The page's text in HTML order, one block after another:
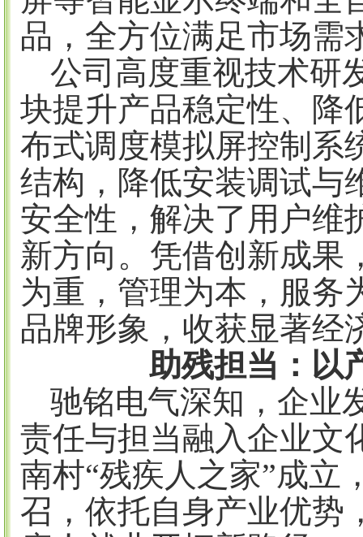
品，全方位满足市场需
公司高度重视技术研
块提升产品稳定性、降
布式调度模拟屏控制系
结构，降低安装调试与
安全性，解决了用户维
新方向。凭借创新成果
为重，管理为本，服务
品牌形象，收获显著经
助残担当：以
驰铭电气深知，企业
责任与担当融入企业文
南村“残疾人之家”成立
召，依托自身产业优势